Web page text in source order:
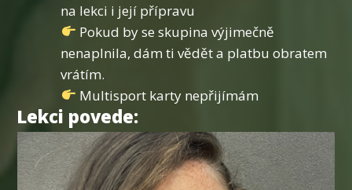
na lekci i její přípravu
Pokud by se skupina výjimečně
nenaplnila, dám ti vědět a platbu obratem
vrátím.
Multisport karty nepřijímám
Lekci povede: